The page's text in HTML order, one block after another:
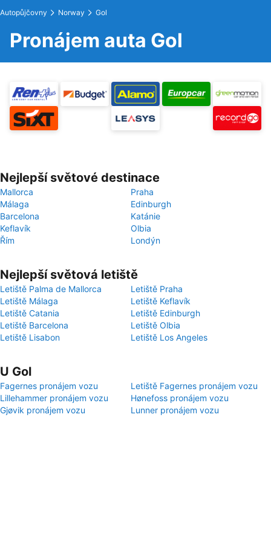
Autopůjčovny Norway Gol
Pronájem auta Gol
Nejlepší světové destinace
Mallorca
Praha
Málaga
Edinburgh
Barcelona
Katánie
Keflavík
Olbia
Řím
Londýn
Nejlepší světová letiště
Letiště Palma de Mallorca
Letiště Praha
Letiště Málaga
Letiště Keflavík
Letiště Catania
Letiště Edinburgh
Letiště Barcelona
Letiště Olbia
Letiště Lisabon
Letiště Los Angeles
U Gol
Fagernes pronájem vozu
Letiště Fagernes pronájem vozu
Lillehammer pronájem vozu
Hønefoss pronájem vozu
Gjøvik pronájem vozu
Lunner pronájem vozu